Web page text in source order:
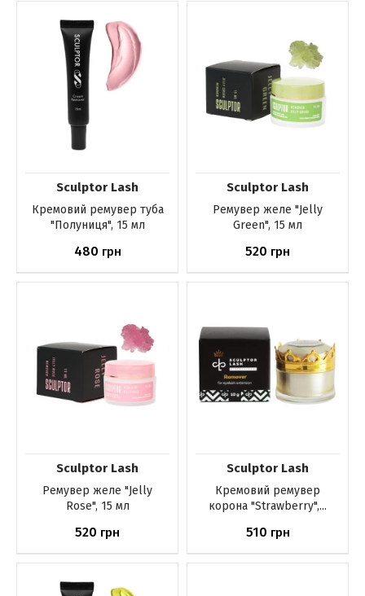
Sculptor Lash
Кремовий ремувер туба
"Полуниця", 15 мл
480 грн
Sculptor Lash
Ремувер желе "Jelly
Green", 15 мл
520 грн
Sculptor Lash
Ремувер желе "Jelly
Rose", 15 мл
520 грн
Sculptor Lash
Кремовий ремувер
корона "Strawberry",...
510 грн